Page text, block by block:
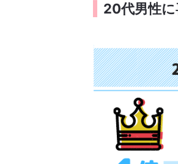
20代男性